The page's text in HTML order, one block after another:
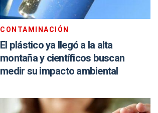
CONTAMINACIÓN
El plástico ya llegó a la alta
montaña y científicos buscan
medir su impacto ambiental